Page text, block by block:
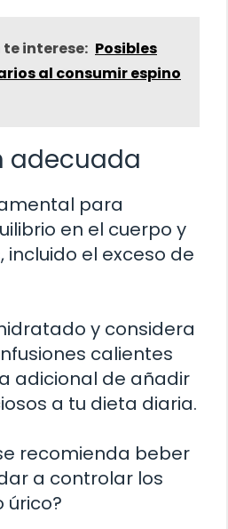
interese: Posibles
al consumir espino
adecuada
para
en el cuerpo y
incluido el exceso de
y considera
calientes
adicional de añadir
a tu dieta diaria.
recomienda beber
a controlar los
úrico?